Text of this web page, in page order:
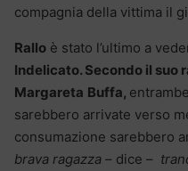
compagnia della vittima il
Rallo è stato l’ultimo a
Indelicato. Secondo il suo
Margareta Buffa, entrambe
sarebbero arrivate verso
consumazione sarebbero
brava ragazza – dice –